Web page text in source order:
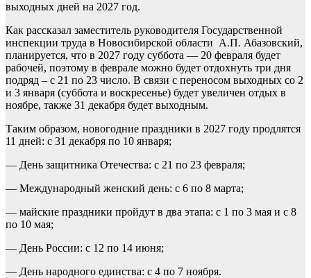
выходных дней на 2027 год.
Как рассказал заместитель руководителя Государственной
инспекции труда в Новосибирской области А.П. Абазовский,
планируется, что в 2027 году суббота — 20 февраля будет
рабочей, поэтому в феврале можно будет отдохнуть три дня
подряд – с 21 по 23 число. В связи с переносом выходных со 2
и 3 января (суббота и воскресенье) будет увеличен отдых в
ноябре, также 31 декабря будет выходным.
Таким образом, новогодние праздники в 2027 году продлятся
11 дней: с 31 декабря по 10 января;
— День защитника Отечества: с 21 по 23 февраля;
— Международный женский день: с 6 по 8 марта;
— майские праздники пройдут в два этапа: с 1 по 3 мая и с 8
по 10 мая;
— День России: с 12 по 14 июня;
— День народного единства: с 4 по 7 ноября.